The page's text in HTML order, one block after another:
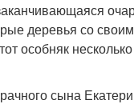
деревья со
особняк
сына